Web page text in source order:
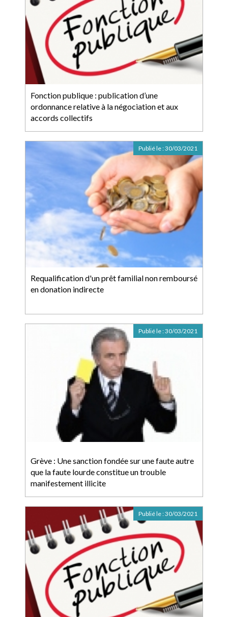
Fonction publique : publication d’une
ordonnance relative à la négociation et aux
accords collectifs
Requalification d'un prêt familial non remboursé
en donation indirecte
Publié le :30/03/2021
Grève : Une sanction fondée sur une faute autre
que la faute lourde constitue un trouble
manifestement illicite
Publié le :30/03/2021
Publié le :30/03/2021